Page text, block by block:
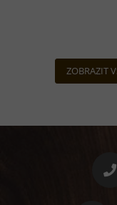
ZOBRAZIT